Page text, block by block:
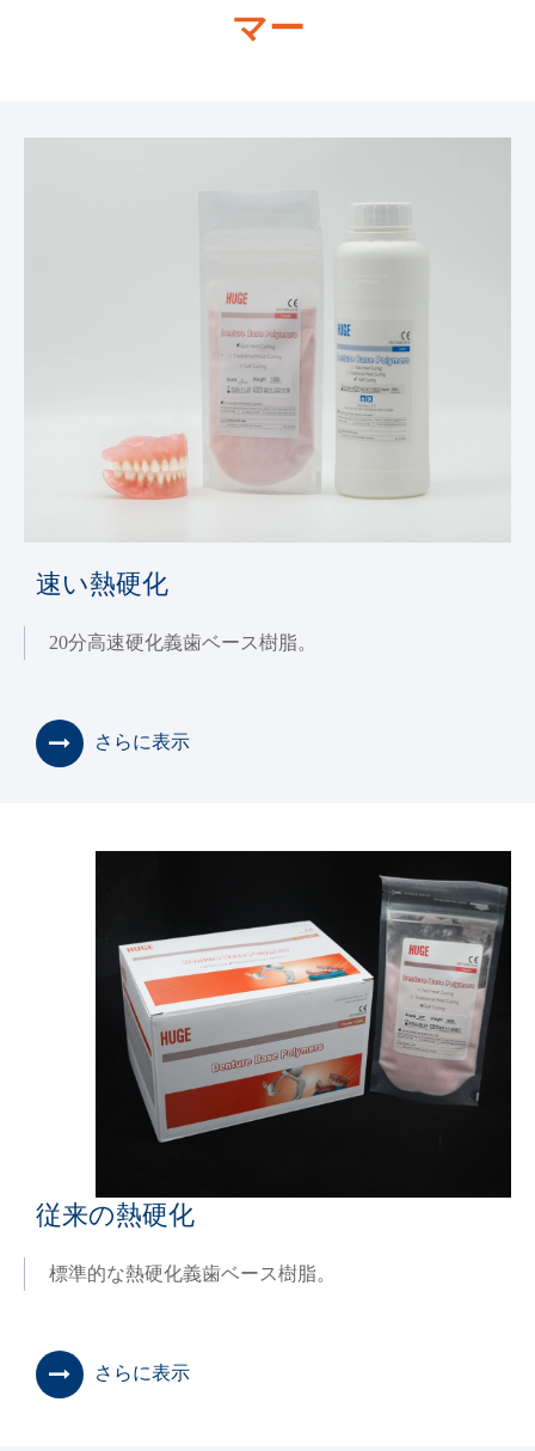
マー
速い熱硬化
20分高速硬化義歯ベース樹脂。
さらに表示
従来の熱硬化
標準的な熱硬化義歯ベース樹脂。
さらに表示